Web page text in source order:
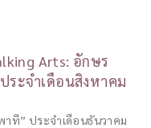
Arts: อักษร
ระจำเดือนสิงหาคม
ที” ประจำเดือนธันวาคม